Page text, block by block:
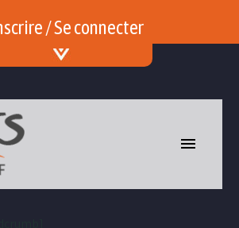
/ Se connecter